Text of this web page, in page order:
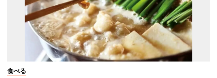
食べる